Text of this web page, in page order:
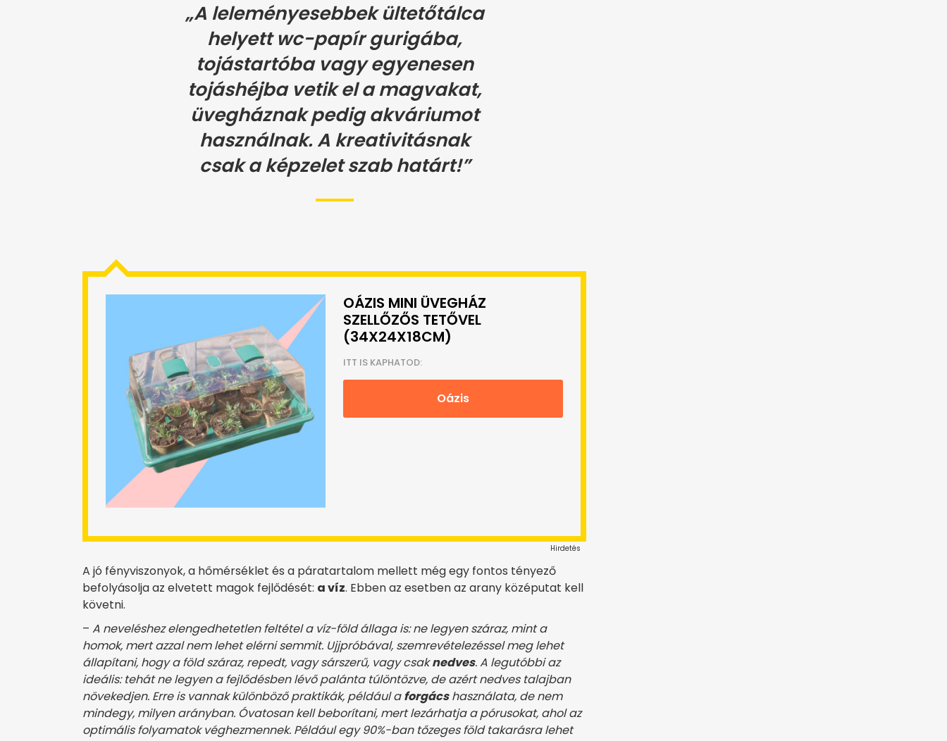
„A leleményesebbek ültetőtálca
helyett wc-papír gurigába,
tojástartóba vagy egyenesen
tojáshéjba vetik el a magvakat,
üvegháznak pedig akváriumot
használnak. A kreativitásnak
csak a képzelet szab határt!”
OÁZIS MINI ÜVEGHÁZ
SZELLŐZŐS TETŐVEL
(34X24X18CM)
ITT IS KAPHATOD:
Oázis
Hirdetés
A jó fényviszonyok, a hőmérséklet és a páratartalom mellett még egy fontos tényező
befolyásolja az elvetett magok fejlődését: a víz. Ebben az esetben az arany középutat kell
követni.
– A neveléshez elengedhetetlen feltétel a víz-föld állaga is: ne legyen száraz, mint a
homok, mert azzal nem lehet elérni semmit. Ujjpróbával, szemrevételezéssel meg lehet
állapítani, hogy a föld száraz, repedt, vagy sárszerű, vagy csaknedves. A legutóbbi az
ideális: tehát ne legyen a fejlődésben lévő palánta túlöntözve, de azért nedves talajban
növekedjen. Erre is vannak különböző praktikák, például aforgácshasználata, de nem
mindegy, milyen arányban. Óvatosan kell beborítani, mert lezárhatja a pórusokat, ahol az
optimális folyamatok véghezmennek. Például egy 90%-ban tőzeges föld takarásra lehet